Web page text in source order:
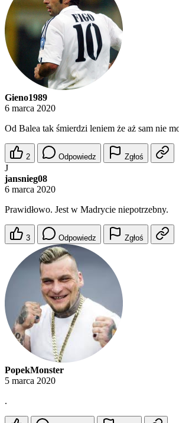
Gieno1989
6 marca 2020
Od Balea tak śmierdzi leniem że aż sam nie
2 Odpowiedz Zgłoś
J
jansnieg08
6 marca 2020
Prawidłowo. Jest w Madrycie niepotrzebny.
3 Odpowiedz Zgłoś
PopekMonster
5 marca 2020
.